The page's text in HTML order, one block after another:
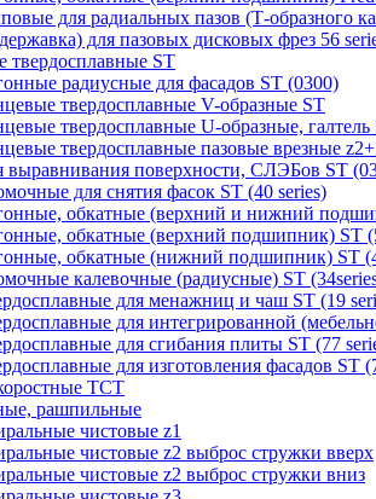
для радиальных пазов (Т-образного
для пазовых дисковых фрез 56
твердосплавные ST
радиусные для фасадов ST (0300)
твердосплавные V-образные ST
твердосплавные U-образные,
твердосплавные пазовые врезные
выравнивания поверхности, СЛЭБов ST
для снятия фасок ST (40 series)
обкатные (верхний и нижний
обкатные (верхний подшипник) ST
обкатные (нижний подшипник) ST
калевочные (радиусные) ST
для менажниц и чаш ST (19
для интегрированной
для сгибания плиты ST (77
для изготовления фасадов ST
ТСТ
рашпильные
чистовые z1
чистовые z2 выброс стружки вверх
чистовые z2 выброс стружки вниз